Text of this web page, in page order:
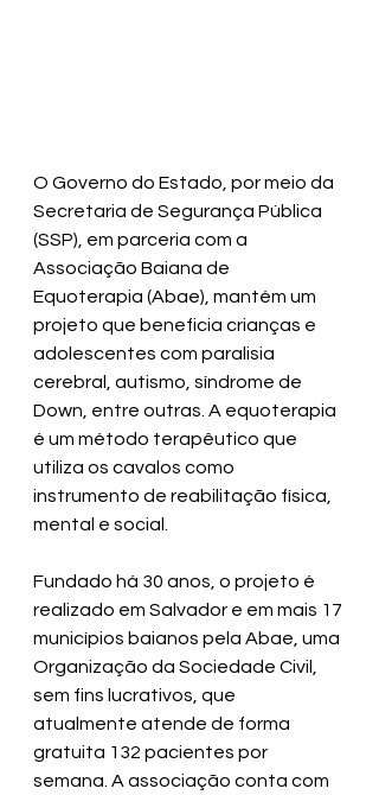
O Governo do Estado, por meio da
Secretaria de Segurança Pública
(SSP), em parceria com a
Associação Baiana de
Equoterapia (Abae), mantém um
projeto que beneficia crianças e
adolescentes com paralisia
cerebral, autismo, síndrome de
Down, entre outras. A equoterapia
é um método terapêutico que
utiliza os cavalos como
instrumento de reabilitação física,
mental e social.
Fundado há 30 anos, o projeto é
realizado em Salvador e em mais 17
municípios baianos pela Abae, uma
Organização da Sociedade Civil,
sem fins lucrativos, que
atualmente atende de forma
gratuita 132 pacientes por
semana. A associação conta com